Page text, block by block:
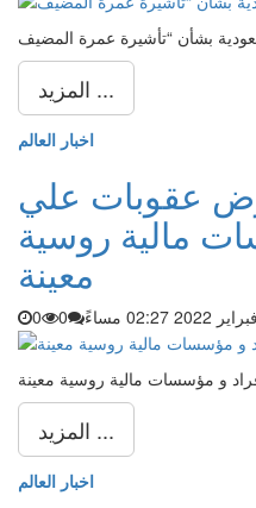
المزيد ...
اخبار العالم
عقوبات علي
مالية روسية
معينة
0
0
و مؤسسات مالية روسية معينة
المزيد ...
اخبار العالم